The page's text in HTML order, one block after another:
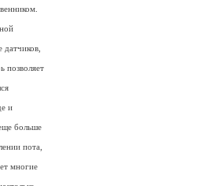
датчиков,
позволяет
и
больше
пота,
многие